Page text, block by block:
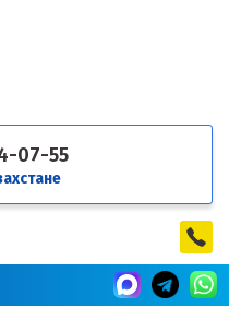
07-55